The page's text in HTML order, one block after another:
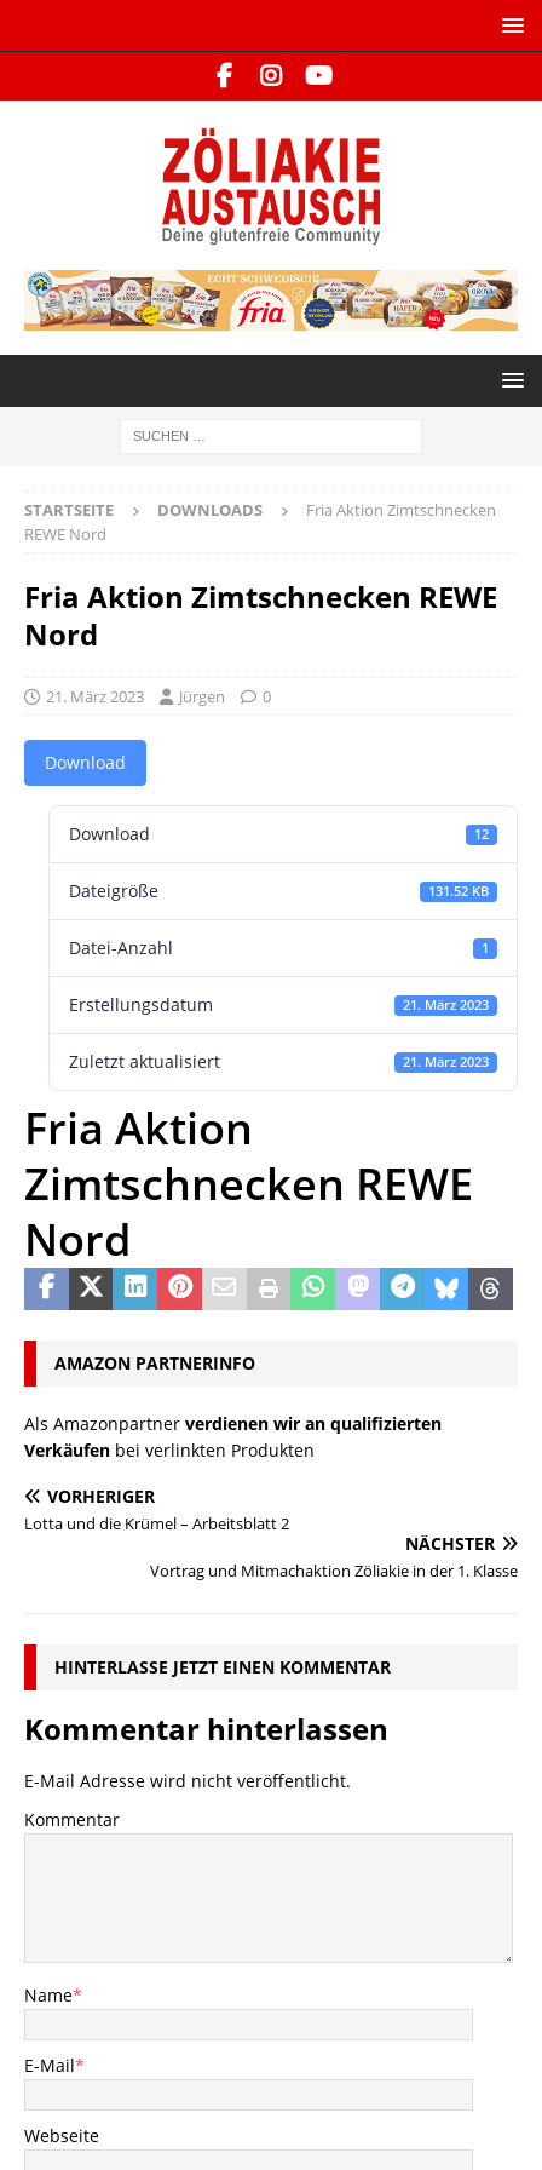
STARTSEITE DOWNLOADS
Fria Aktion Zimtschnecken
REWE Nord
Fria Aktion Zimtschnecken REWE
Nord
21. März 2023 Jürgen 0
Download
Download 12
Dateigröße 131.52 KB
Datei-Anzahl 1
Erstellungsdatum 21. März 2023
Zuletzt aktualisiert 21. März 2023
Fria Aktion
Zimtschnecken REWE
Nord
AMAZON PARTNERINFO
Als Amazonpartner verdienen wir an qualifizierten
Verkäufen bei verlinkten Produkten
VORHERIGER
Lotta und die Krümel – Arbeitsblatt 2
NÄCHSTER
Vortrag und Mitmachaktion Zöliakie in der 1. Klasse
HINTERLASSE JETZT EINEN KOMMENTAR
Kommentar hinterlassen
E-Mail Adresse wird nicht veröffentlicht.
Kommentar
Name*
E-Mail*
Webseite